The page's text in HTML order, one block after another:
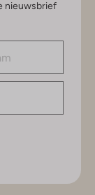
nieuwsbrief